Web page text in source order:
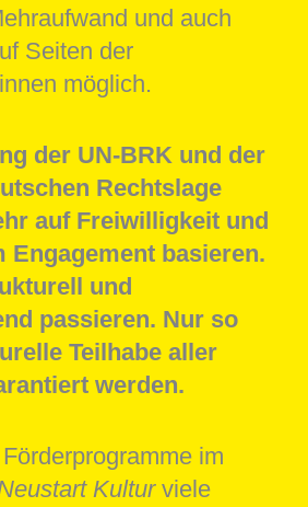
und auch
Seiten der
möglich.
der UN-BRK und der
Rechtslage
auf Freiwilligkeit und
Engagement basieren.
und
passieren. Nur so
Teilhabe aller
werden.
im
Kulturviele